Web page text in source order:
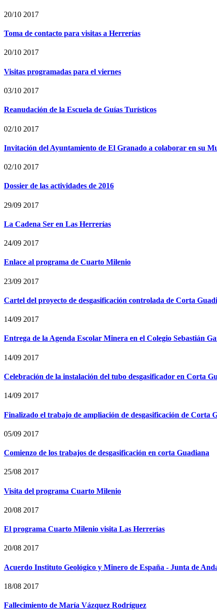
20/10 2017
Toma de contacto para visitas a Herrerías
20/10 2017
Visitas programadas para el viernes
03/10 2017
Reanudación de la Escuela de Guías Turísticos
02/10 2017
Invitación del Ayuntamiento de El Granado a colaborar en su
02/10 2017
Dossier de las actividades de 2016
29/09 2017
La Cadena Ser en Las Herrerías
24/09 2017
Enlace al programa de Cuarto Milenio
23/09 2017
Cartel del proyecto de desgasificación controlada de Corta
14/09 2017
Entrega de la Agenda Escolar Minera en el Colegio Sebastián
14/09 2017
Celebración de la instalación del tubo desgasificador en Corta
14/09 2017
Finalizado el trabajo de ampliación de desgasificación de Corta
05/09 2017
Comienzo de los trabajos de desgasificación en corta Guadiana
25/08 2017
Visita del programa Cuarto Milenio
20/08 2017
El programa Cuarto Milenio visita Las Herrerías
20/08 2017
Acuerdo Instituto Geológico y Minero de España - Junta de
18/08 2017
Fallecimiento de María Vázquez Rodríguez